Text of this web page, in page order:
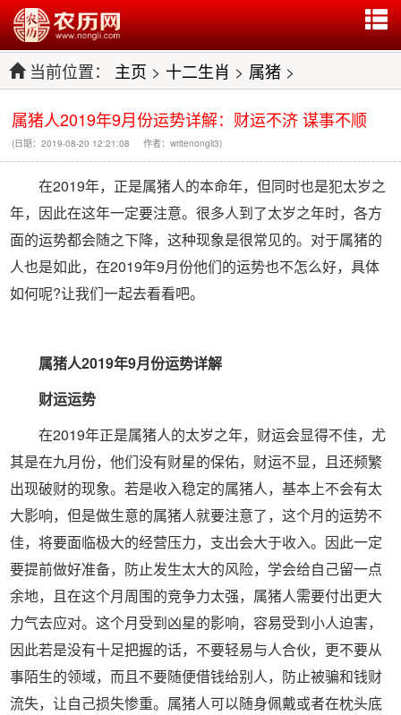
当前位置： 主页 > 十二生肖 > 属猪 >
属猪人2019年9月份运势详解：财运不济 谋事不顺
(日期：2019-08-20 12:21:08 作者：writenongli3)
在2019年，正是属猪人的本命年，但同时也是犯太岁之
年，因此在这年一定要注意。很多人到了太岁之年时，各方
面的运势都会随之下降，这种现象是很常见的。对于属猪的
人也是如此，在2019年9月份他们的运势也不怎么好，具体
如何呢?让我们一起去看看吧。
属猪人2019年9月份运势详解
财运运势
在2019年正是属猪人的太岁之年，财运会显得不佳，尤
其是在九月份，他们没有财星的保佑，财运不显，且还频繁
出现破财的现象。若是收入稳定的属猪人，基本上不会有太
大影响，但是做生意的属猪人就要注意了，这个月的运势不
佳，将要面临极大的经营压力，支出会大于收入。因此一定
要提前做好准备，防止发生太大的风险，学会给自己留一点
余地，且在这个月周围的竞争力太强，属猪人需要付出更大
力气去应对。这个月受到凶星的影响，容易受到小人迫害，
因此若是没有十足把握的话，不要轻易与人合伙，更不要从
事陌生的领域，而且不要随便借钱给别人，防止被骗和钱财
流失，让自己损失惨重。属猪人可以随身佩戴或者在枕头底